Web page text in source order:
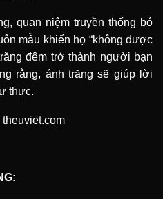
quan niệm truyền thống bó
mẫu khiến họ “không được
đêm trở thành người bạn
rằng, ánh trăng sẽ giúp lời
thực.
theuviet.com